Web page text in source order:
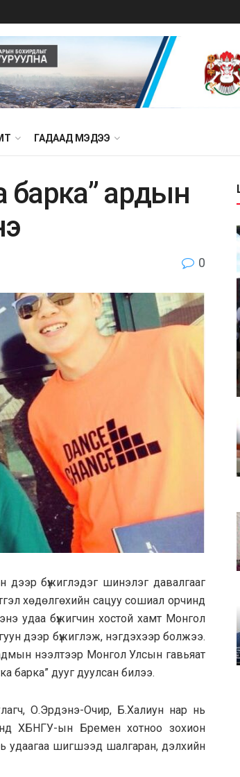
ГАДААД МЭДЭЭ
ардын
0
дээр бүжиглэдэг шинэлэг давалгааг
хөдөлгөхийн сацуу сошиал орчинд
удаа бүжигчин хостой хамт Монгол
дээр бүжиглэж, нэгдэхээр болжээ.
нээлтээр Монгол Улсын гавьяат
барка” дууг дуулсан билээ.
О.Эрдэнэ-Очир, Б.Халиун нар нь
ХБНГУ-ын Бремен хотноо зохион
удаагаа шигшээд шалгаран, дэлхийн